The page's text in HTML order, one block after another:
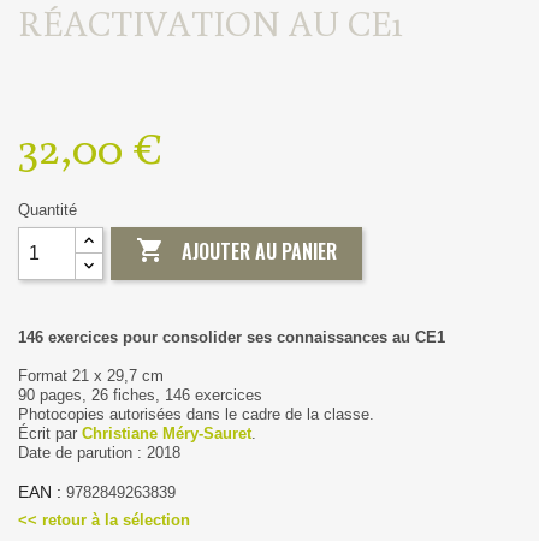
RÉACTIVATION AU CE1
32,00 €
Quantité
 AJOUTER AU PANIER
146 exercices pour consolider ses connaissances au CE1
Format 21 x 29,7 cm
90 pages, 26 fiches, 146 exercices
Photocopies autorisées dans le cadre de la classe.
Écrit par Christiane Méry-Sauret
Date de parution : 2018
EAN : 9782849263839
<< retour à la sélection